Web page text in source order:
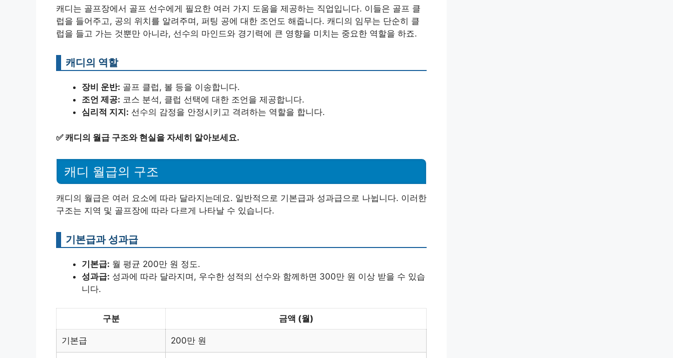
캐디는 골프장에서 골프 선수에게 필요한 여러 가지 도움을 제공하는 직업입니다. 이들은 골프 클
럽을 들어주고, 공의 위치를 알려주며, 퍼팅 공에 대한 조언도 해줍니다. 캐디의 임무는 단순히 클
럽을 들고 가는 것뿐만 아니라, 선수의 마인드와 경기력에 큰 영향을 미치는 중요한 역할을 하죠.
캐디의 역할
장비 운반: 골프 클럽, 볼 등을 이송합니다.
조언 제공: 코스 분석, 클럽 선택에 대한 조언을 제공합니다.
심리적 지지: 선수의 감정을 안정시키고 격려하는 역할을 합니다.
✅캐디의 월급 구조와 현실을 자세히 알아보세요.
캐디 월급의 구조
캐디의 월급은 여러 요소에 따라 달라지는데요. 일반적으로 기본급과 성과급으로 나뉩니다. 이러한
구조는 지역 및 골프장에 따라 다르게 나타날 수 있습니다.
기본급과 성과급
기본급: 월 평균 200만 원 정도.
성과급: 성과에 따라 달라지며, 우수한 성적의 선수와 함께하면 300만 원 이상 받을 수 있습
니다.
구분 금액 (월)
기본급 200만 원